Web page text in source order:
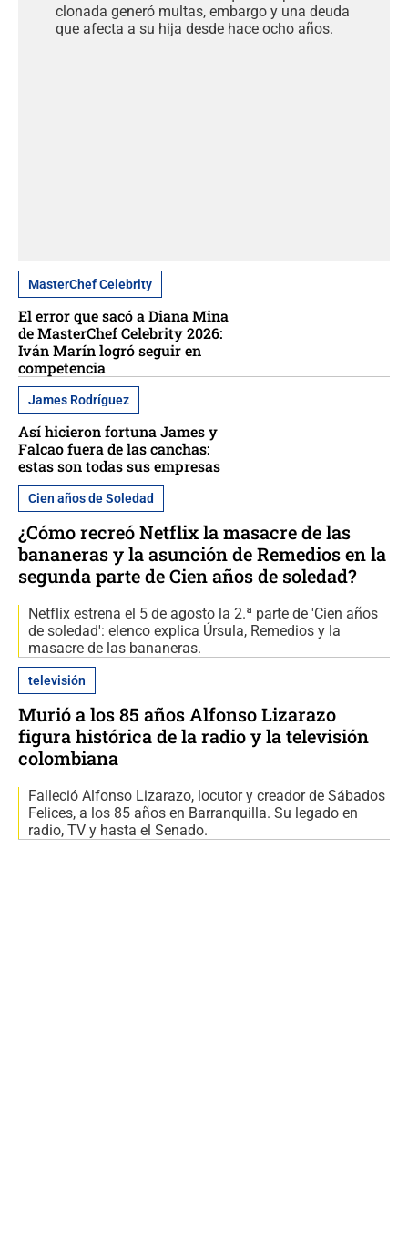
clonada generó multas, embargo y una deuda
que afecta a su hija desde hace ocho años.
MasterChef Celebrity
El error que sacó a Diana Mina
de MasterChef Celebrity 2026:
Iván Marín logró seguir en
competencia
James Rodríguez
Así hicieron fortuna James y
Falcao fuera de las canchas:
estas son todas sus empresas
Cien años de Soledad
¿Cómo recreó Netflix la masacre de las
bananeras y la asunción de Remedios en la
segunda parte de Cien años de soledad?
Netflix estrena el 5 de agosto la 2.ª parte de 'Cien años
de soledad': elenco explica Úrsula, Remedios y la
masacre de las bananeras.
televisión
Murió a los 85 años Alfonso Lizarazo
figura histórica de la radio y la televisión
colombiana
Falleció Alfonso Lizarazo, locutor y creador de Sábados
Felices, a los 85 años en Barranquilla. Su legado en
radio, TV y hasta el Senado.